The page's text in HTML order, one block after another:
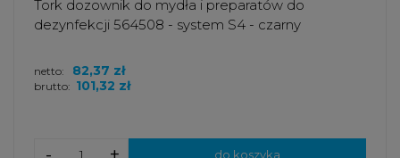
Tork dozownik do mydła i preparatów do
dezynfekcji 564508 - system S4 - czarny
brutto: 101,32 zł
netto: 82,37 zł
do koszyka